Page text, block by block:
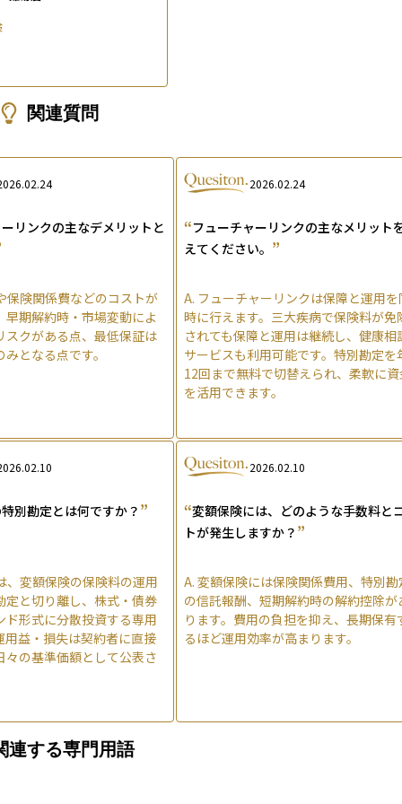
関連質問
リンクの主なデメリットと
保険関係費などのコストが
早期解約時・市場変動によ
スクがある点、最低保証は
となる点です。
2026.02.24
“フューチャーリンクの主なメリット
えてください。 ”
A. フューチャーリンクは保障と運用を
時に行えます。三大疾病で保険料が免
されても保障と運用は継続し、健康相
サービスも利用可能です。特別勘定を
12回まで無料で切替えられ、柔軟に資
を活用できます。
別勘定とは何ですか？ ”
、変額保険の保険料の運用
定と切り離し、株式・債券
ド形式に分散投資する専用
用益・損失は契約者に直接
々の基準価額として公表さ
2026.02.10
“変額保険には、どのような手数料と
トが発生しますか？ ”
A.変額保険には保険関係費用、特別勘
の信託報酬、短期解約時の解約控除が
ります。費用の負担を抑え、長期保有
るほど運用効率が高まります。
連する専門用語